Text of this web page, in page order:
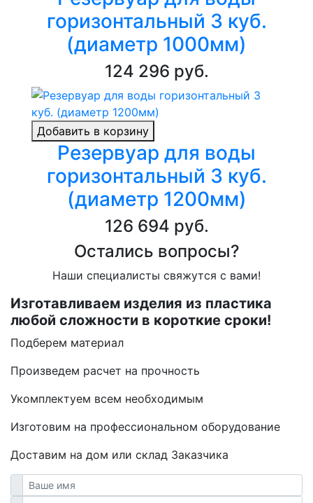
горизонтальный 3 куб.
(диаметр 1000мм)
124 296 руб.
Добавить в корзину
Резервуар для воды
горизонтальный 3 куб.
(диаметр 1200мм)
126 694 руб.
Остались вопросы?
Наши специалисты свяжутся с вами!
Изготавливаем изделия из пластика
любой сложности в короткие сроки!
Подберем материал
Произведем расчет на прочность
Укомплектуем всем необходимым
Изготовим на профессиональном оборудование
Доставим на дом или склад Заказчика